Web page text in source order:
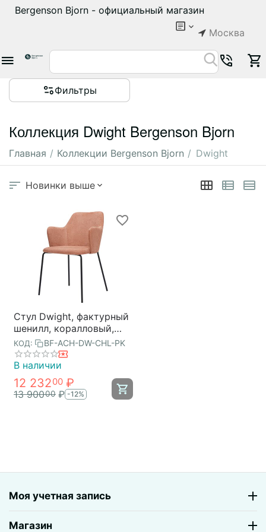
Bergenson Bjorn - официальный магазин
Москва
Фильтры
Коллекция Dwight Bergenson Bjorn
Главная / Коллекции Bergenson Bjorn / Dwight
Новинки выше
Стул Dwight, фактурный
шенилл, коралловый,
Bergenson Bjorn
КОД: BF-ACH-DW-CHL-PK
В наличии
12 23200 ₽
13 90000 ₽ -12%
Моя учетная запись
Магазин